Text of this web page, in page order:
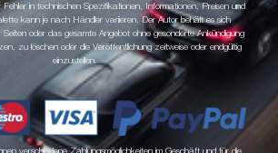
in technischen Spezifikationen, Informationen, Preisen und
kann je nach Händler variieren. Der Autor behält es sich
Seiten oder das gesamte Angebot ohne gesonderte Ankündigung
zu löschen oder die Veröffentlichung zeitweise oder endgültig
einzustellen.